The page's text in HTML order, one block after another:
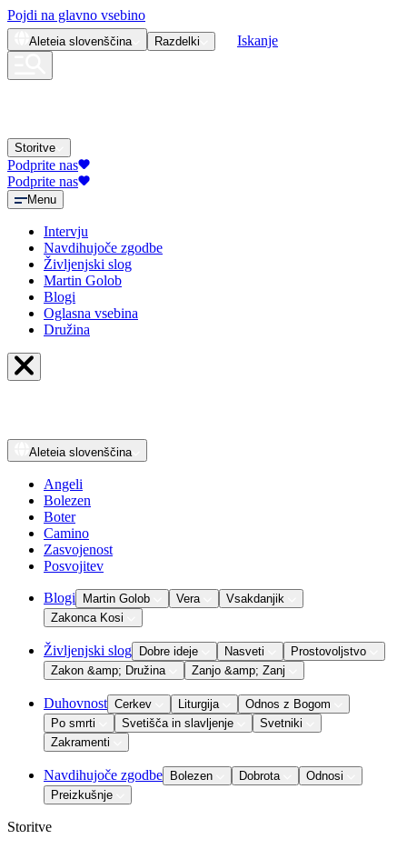
Pojdi na glavno vsebino
Aleteia slovenščina Razdelki Iskanje
Storitve
Podprite nas
Podprite nas
Menu
Intervju
Navdihujoče zgodbe
Življenjski slog
Martin Golob
Blogi
Oglasna vsebina
Družina
Aleteia slovenščina
Angeli
Bolezen
Boter
Camino
Zasvojenost
Posvojitev
Blogi Martin Golob Vera
Vsakdanjik
Zakonca Kosi
Življenjski slog Dobre ideje Nasveti
Prostovoljstvo
Zakon &amp; Družina
Zanjo &amp; Zanj
Duhovnost Cerkev Liturgija
Odnos z Bogom
Po smrti
Svetišča in slavljenje
Svetniki
Zakramenti
Navdihujoče zgodbe Bolezen Dobrota
Odnosi
Preizkušnje
Storitve